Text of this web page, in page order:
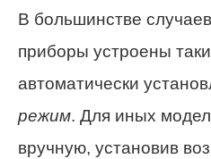
В большинстве
приборы устроены
автоматически
режим. Для иных
вручную, установив